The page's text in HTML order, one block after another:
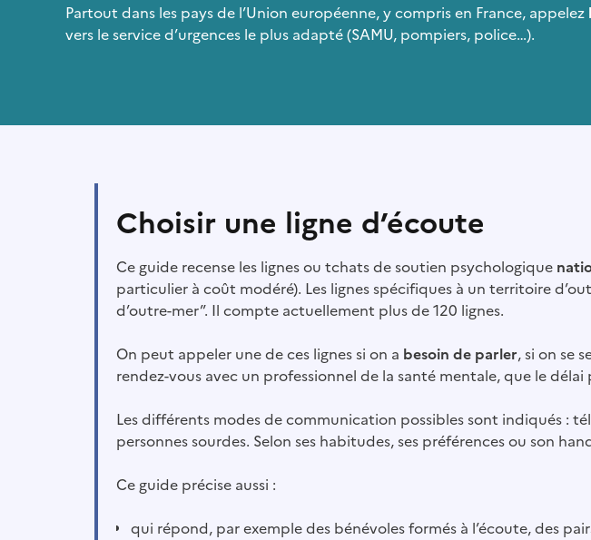
Partout dans les pays de l’Union européenne, y compris en France, appelez
vers le service d’urgences le plus adapté (SAMU, pompiers, police…).
Choisir une ligne d’écoute
Ce guide recense les lignes ou tchats de soutien psychologique
particulier à coût modéré). Les lignes spécifiques à un territoire
d’outre-mer”. Il compte actuellement plus de 120 lignes.
On peut appeler une de ces lignes si on a besoin de parler, si on se
rendez-vous avec un professionnel de la santé mentale, que le
Les différents modes de communication possibles sont indiqués :
personnes sourdes. Selon ses habitudes, ses préférences ou son
Ce guide précise aussi :
qui répond, par exemple des bénévoles formés à l’écoute, des